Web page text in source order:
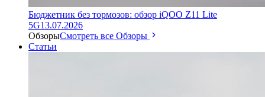
Бюджетник без тормозов: обзор iQOO Z11 Lite
5G13.07.2026
ОбзорыСмотреть все Обзоры
Статьи